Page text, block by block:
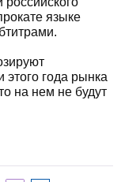
языке
года рынка
на нем не будут